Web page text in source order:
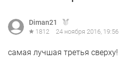
Diman21
1812 24 ноября 2016, 19:56
самая лучшая третья сверху!